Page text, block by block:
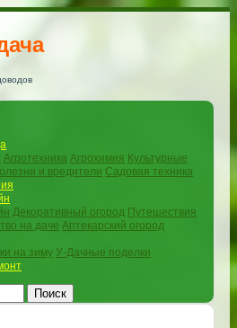
Агротехника Агрохимия Культурные
и вредители Садовая техника
Декоративный огород Путешествия
на даче Аптекарский огород
на зиму У-Дачные поделки
Поиск